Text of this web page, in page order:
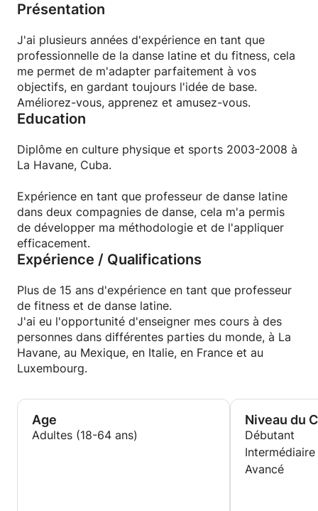
Présentation
J'ai plusieurs années d'expérience en tant que
professionnelle de la danse latine et du fitness, cela
me permet de m'adapter parfaitement à vos
objectifs, en gardant toujours l'idée de base.
Améliorez-vous, apprenez et amusez-vous.
Education
Diplôme en culture physique et sports 2003-2008 à
La Havane, Cuba.
Expérience en tant que professeur de danse latine
dans deux compagnies de danse, cela m'a permis
de développer ma méthodologie et de l'appliquer
efficacement.
Expérience / Qualifications
Plus de 15 ans d'expérience en tant que professeur
de fitness et de danse latine.
J'ai eu l'opportunité d'enseigner mes cours à des
personnes dans différentes parties du monde, à La
Havane, au Mexique, en Italie, en France et au
Luxembourg.
Age
Adultes (18-64 ans)
Niveau du
Débutant
Intermédiaire
Avancé